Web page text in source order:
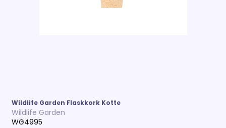
Wildlife Garden Flaskkork Kotte
Wildlife Garden
WG4995